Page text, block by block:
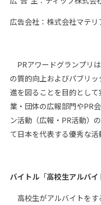
広告会社：株式会社マテリ
PRアワードグランプリ
の質的向上およびパブリ
進を図ることを目的とし
業・団体の広報部門やPR
ン活動（広報・PR活動）
て日本を代表する優秀な活
バイトル 「高校生アルバ
高校生がアルバイトをす